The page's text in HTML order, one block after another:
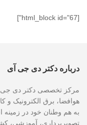
[html_block id="67"]
درباره دکتر دی جی آی
مرکز تخصصی دکتر دی جی
هوافضا، برق الکترونیک
به هم وطنان خود در زمینه
تصویربرداری، آموزشی،